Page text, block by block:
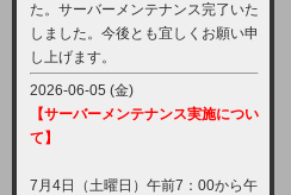
た。サーバーメンテナンス完了いた
しました。今後とも宜しくお願い申
し上げます。
2026-06-05 (金)
【サーバーメンテナンス実施につい
て】
7月4日（土曜日）午前7：00から午